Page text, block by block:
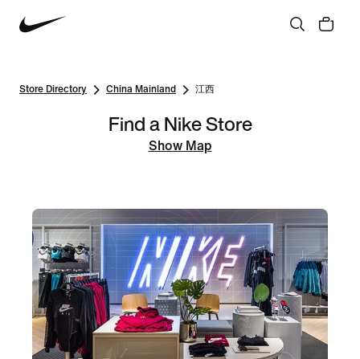
Store Directory China Mainland 江西
Find a Nike Store
Show Map